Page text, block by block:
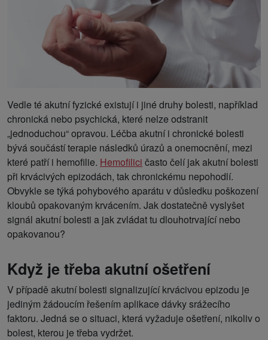
Vedle té akutní fyzické existují i jiné druhy bolesti, například
chronická nebo psychická, které nelze odstranit
„jednoduchou“ opravou. Léčba akutní i chronické bolesti
bývá součástí terapie následků úrazů a onemocnění, mezi
které patří i hemofilie. Hemofilici často čelí jak akutní bolesti
při krvácivých epizodách, tak chronickému nepohodlí.
Obvykle se týká pohybového aparátu v důsledku poškození
kloubů opakovaným krvácením. Jak dostatečně vyslyšet
signál akutní bolesti a jak zvládat tu dlouhotrvající nebo
opakovanou?
Když je třeba akutní ošetření
V případě akutní bolesti signalizující krvácivou epizodu je
jediným žádoucím řešením aplikace dávky srážecího
faktoru. Jedná se o situaci, která vyžaduje ošetření, nikoliv o
bolest, kterou je třeba vydržet.